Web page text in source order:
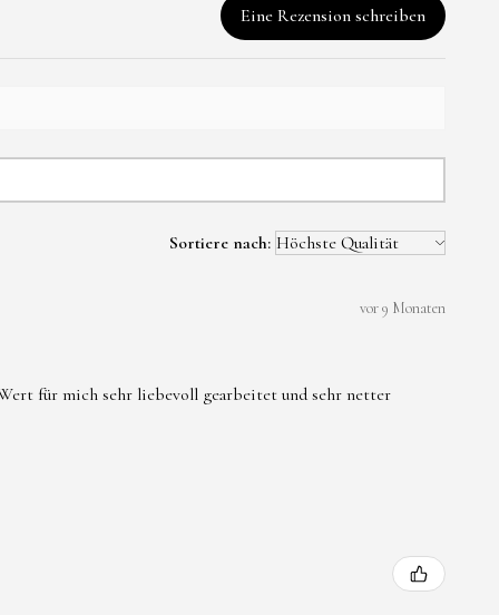
vermeiden.
Eine Rezension schreiben
Sortiere nach:
vor 9 Monaten
für mich sehr liebevoll gearbeitet und sehr netter